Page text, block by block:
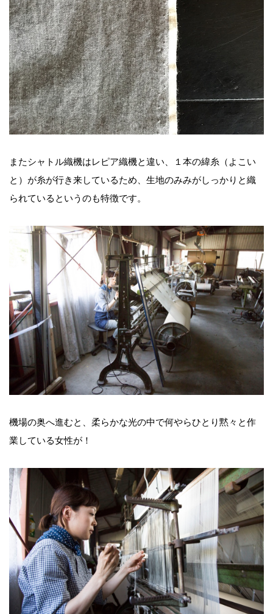
またシャトル織機はレピア織機と違い、１本の緯糸（よこい
と）が糸が行き来しているため、生地のみみがしっかりと織
られているというのも特徴です。
機場の奥へ進むと、柔らかな光の中で何やらひとり黙々と作
業している女性が！